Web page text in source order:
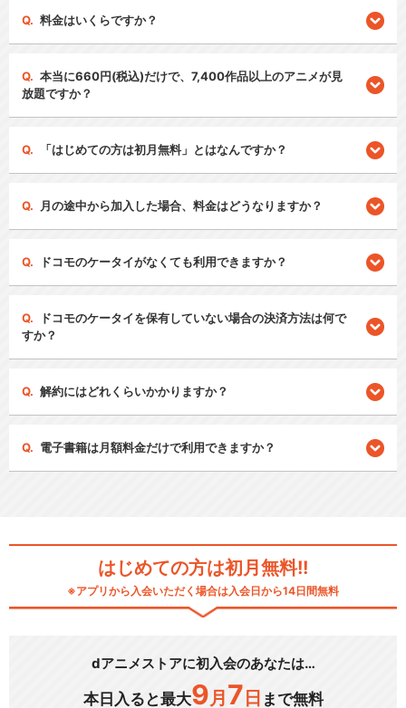
料金はいくらですか？
本当に660円(税込)だけで、7,400作品以上のアニメが見
放題ですか？
「はじめての方は初月無料」とはなんですか？
月の途中から加入した場合、料金はどうなりますか？
ドコモのケータイがなくても利用できますか？
ドコモのケータイを保有していない場合の決済方法は何で
すか？
解約にはどれくらいかかりますか？
電子書籍は月額料金だけで利用できますか？
はじめての方は初月無料!!
※アプリから入会いただく場合は入会日から14日間無料
dアニメストアに初入会のあなたは…
本日入ると最大9 月 7 日 まで無料